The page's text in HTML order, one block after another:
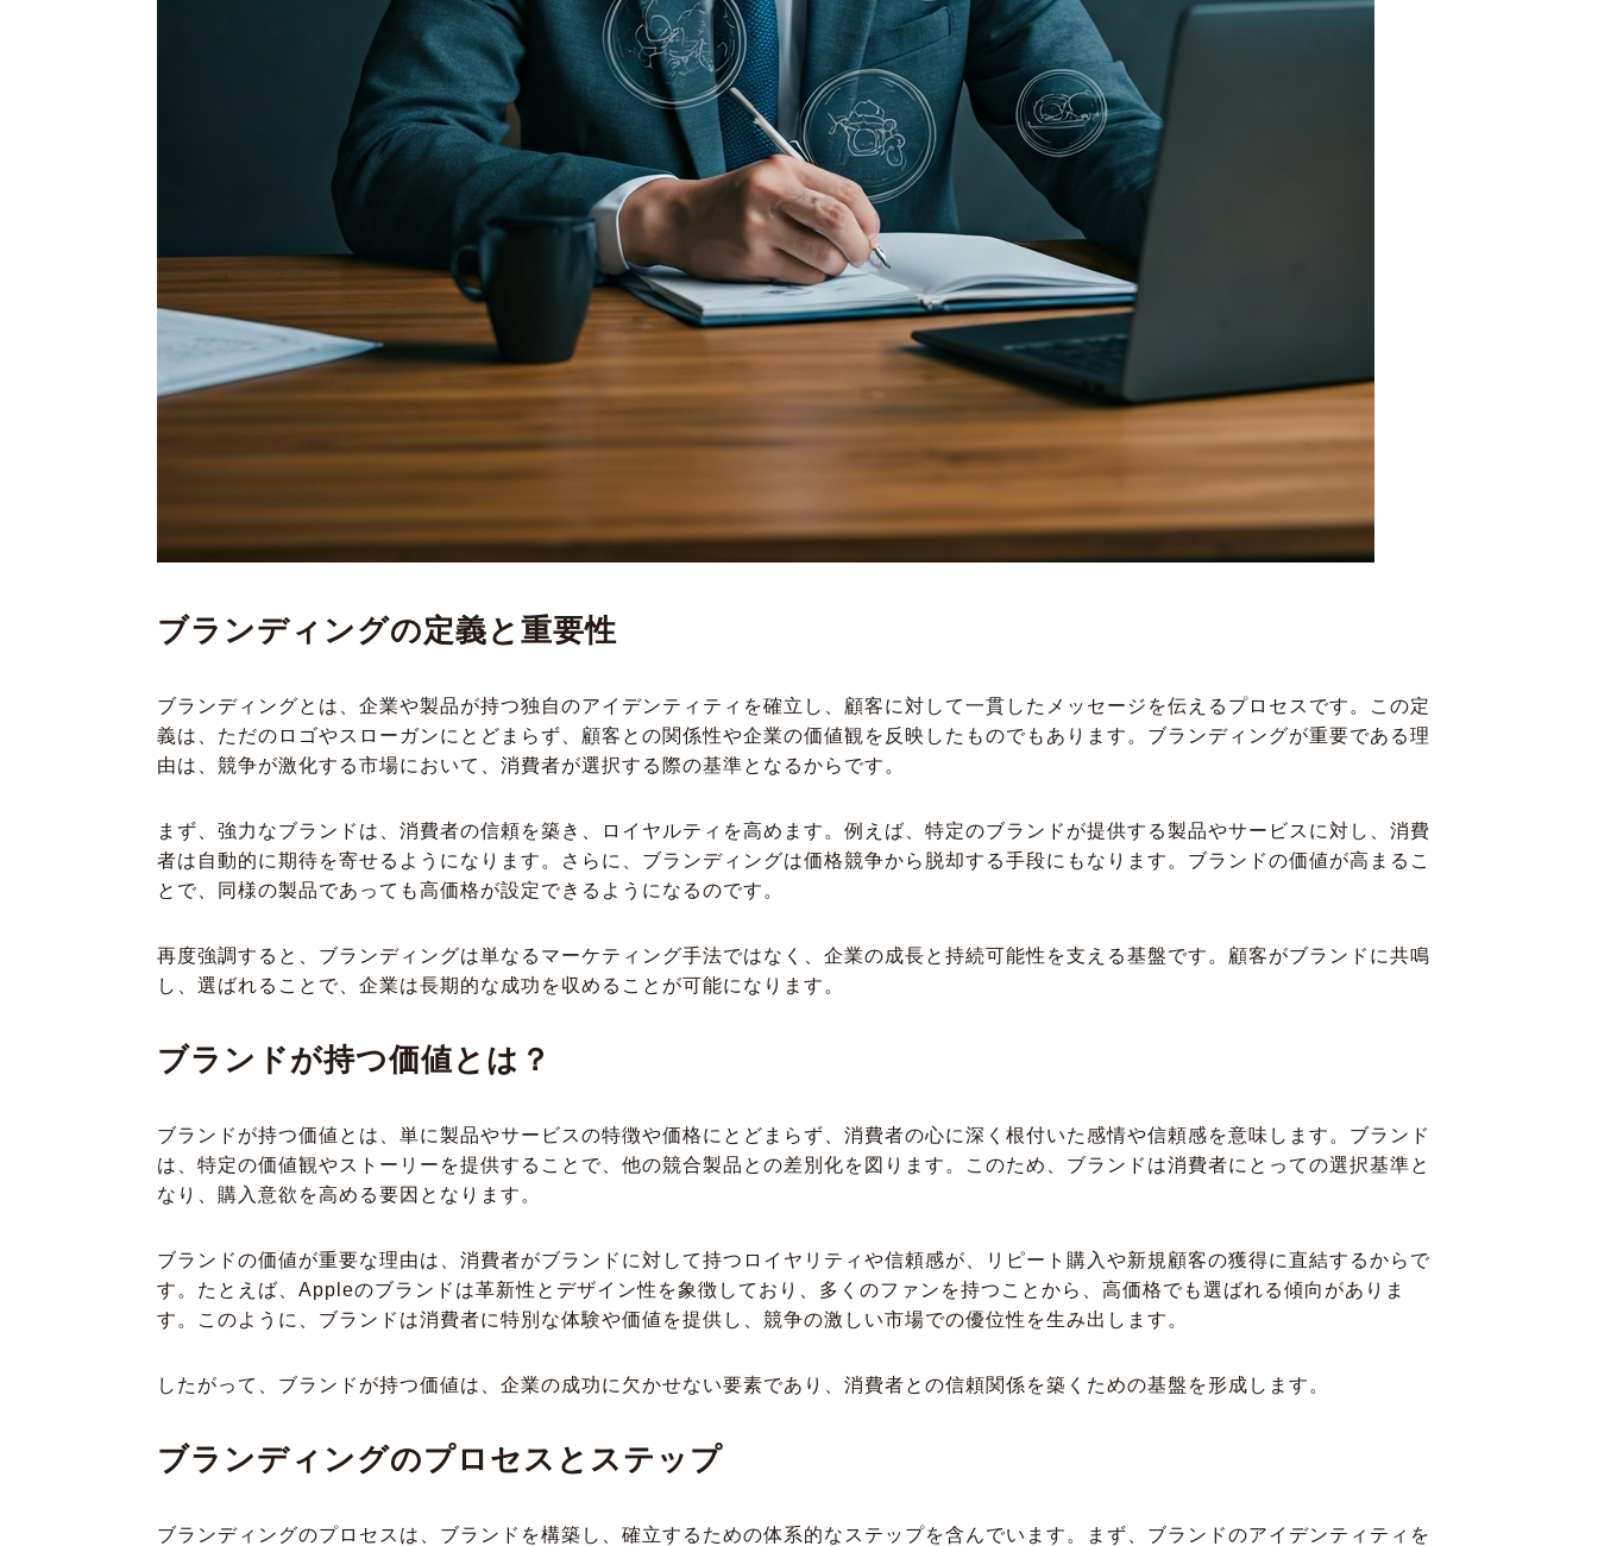
ブランディングの定義と重要性
ブランディングとは、企業や製品が持つ独自のアイデンティティを確立し、顧客に対して一貫したメッセージを伝えるプロセスです。この定
義は、ただのロゴやスローガンにとどまらず、顧客との関係性や企業の価値観を反映したものでもあります。ブランディングが重要である理
由は、競争が激化する市場において、消費者が選択する際の基準となるからです。
まず、強力なブランドは、消費者の信頼を築き、ロイヤルティを高めます。例えば、特定のブランドが提供する製品やサービスに対し、消費
者は自動的に期待を寄せるようになります。さらに、ブランディングは価格競争から脱却する手段にもなります。ブランドの価値が高まるこ
とで、同様の製品であっても高価格が設定できるようになるのです。
再度強調すると、ブランディングは単なるマーケティング手法ではなく、企業の成長と持続可能性を支える基盤です。顧客がブランドに共鳴
し、選ばれることで、企業は長期的な成功を収めることが可能になります。
ブランドが持つ価値とは？
ブランドが持つ価値とは、単に製品やサービスの特徴や価格にとどまらず、消費者の心に深く根付いた感情や信頼感を意味します。ブランド
は、特定の価値観やストーリーを提供することで、他の競合製品との差別化を図ります。このため、ブランドは消費者にとっての選択基準と
なり、購入意欲を高める要因となります。
ブランドの価値が重要な理由は、消費者がブランドに対して持つロイヤリティや信頼感が、リピート購入や新規顧客の獲得に直結するからで
す。たとえば、Appleのブランドは革新性とデザイン性を象徴しており、多くのファンを持つことから、高価格でも選ばれる傾向がありま
す。このように、ブランドは消費者に特別な体験や価値を提供し、競争の激しい市場での優位性を生み出します。
したがって、ブランドが持つ価値は、企業の成功に欠かせない要素であり、消費者との信頼関係を築くための基盤を形成します。
ブランディングのプロセスとステップ
ブランディングのプロセスは、ブランドを構築し、確立するための体系的なステップを含んでいます。まず、ブランドのアイデンティティを